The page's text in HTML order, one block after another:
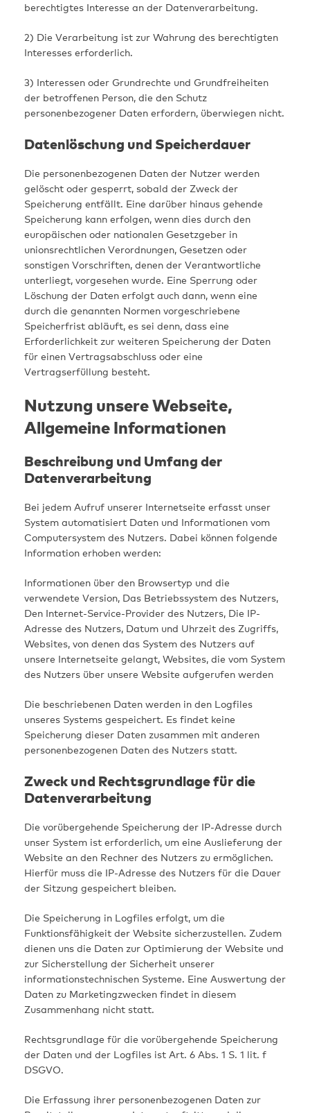
berechtigtes Interesse an der Datenverarbeitung.
2) Die Verarbeitung ist zur Wahrung des berechtigten
Interesses erforderlich.
3) Interessen oder Grundrechte und Grundfreiheiten
der betroffenen Person, die den Schutz
personenbezogener Daten erfordern, überwiegen nicht.
Datenlöschung und Speicherdauer
Die personenbezogenen Daten der Nutzer werden
gelöscht oder gesperrt, sobald der Zweck der
Speicherung entfällt. Eine darüber hinaus gehende
Speicherung kann erfolgen, wenn dies durch den
europäischen oder nationalen Gesetzgeber in
unionsrechtlichen Verordnungen, Gesetzen oder
sonstigen Vorschriften, denen der Verantwortliche
unterliegt, vorgesehen wurde. Eine Sperrung oder
Löschung der Daten erfolgt auch dann, wenn eine
durch die genannten Normen vorgeschriebene
Speicherfrist abläuft, es sei denn, dass eine
Erforderlichkeit zur weiteren Speicherung der Daten
für einen Vertragsabschluss oder eine
Vertragserfüllung besteht.
Nutzung unsere Webseite,
Allgemeine Informationen
Beschreibung und Umfang der
Datenverarbeitung
Bei jedem Aufruf unserer Internetseite erfasst unser
System automatisiert Daten und Informationen vom
Computersystem des Nutzers. Dabei können folgende
Information erhoben werden:
Informationen über den Browsertyp und die
verwendete Version, Das Betriebssystem des Nutzers,
Den Internet-Service-Provider des Nutzers, Die IP-
Adresse des Nutzers, Datum und Uhrzeit des Zugriffs,
Websites, von denen das System des Nutzers auf
unsere Internetseite gelangt, Websites, die vom System
des Nutzers über unsere Website aufgerufen werden
Die beschriebenen Daten werden in den Logfiles
unseres Systems gespeichert. Es findet keine
Speicherung dieser Daten zusammen mit anderen
personenbezogenen Daten des Nutzers statt.
Zweck und Rechtsgrundlage für die
Datenverarbeitung
Die vorübergehende Speicherung der IP-Adresse durch
unser System ist erforderlich, um eine Auslieferung der
Website an den Rechner des Nutzers zu ermöglichen.
Hierfür muss die IP-Adresse des Nutzers für die Dauer
der Sitzung gespeichert bleiben.
Die Speicherung in Logfiles erfolgt, um die
Funktionsfähigkeit der Website sicherzustellen. Zudem
dienen uns die Daten zur Optimierung der Website und
zur Sicherstellung der Sicherheit unserer
informationstechnischen Systeme. Eine Auswertung der
Daten zu Marketingzwecken findet in diesem
Zusammenhang nicht statt.
Rechtsgrundlage für die vorübergehende Speicherung
der Daten und der Logfiles ist Art. 6 Abs. 1 S. 1 lit. f
DSGVO.
Die Erfassung ihrer personenbezogenen Daten zur